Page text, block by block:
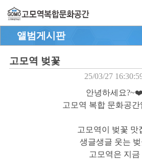
앨범게시판
고모역 벚꽃
25/03/27
안녕하세요?~❤️
고모역 복합 문화공간
고모역이 벚꽃 맛
생글생글 웃는
고모역은 지금